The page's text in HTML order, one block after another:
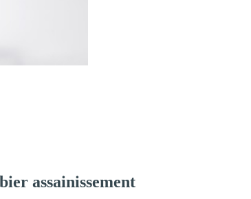
assainissement